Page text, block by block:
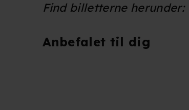
Find billetterne herunder:
Anbefalet til dig